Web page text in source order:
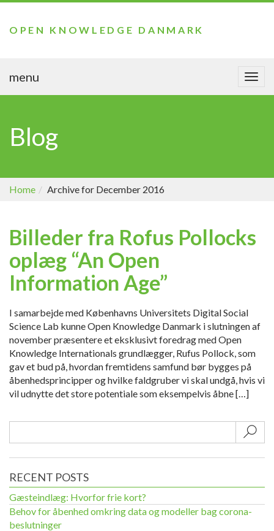
OPEN KNOWLEDGE DANMARK
menu
Blog
Home Archive for December 2016
Billeder fra Rofus Pollocks
oplæg “An Open
Information Age”
I samarbejde med Københavns Universitets Digital Social
Science Lab kunne Open Knowledge Danmark i slutningen af
november præsentere et eksklusivt foredrag med Open
Knowledge Internationals grundlægger, Rufus Pollock, som
gav et bud på, hvordan fremtidens samfund bør bygges på
åbenhedsprincipper og hvilke faldgruber vi skal undgå, hvis vi
vil udnytte det store potentiale som eksempelvis åbne […]
RECENT POSTS
Gæsteindlæg: Hvorfor frie kort?
Behov for åbenhed omkring data og modeller bag corona-
beslutninger